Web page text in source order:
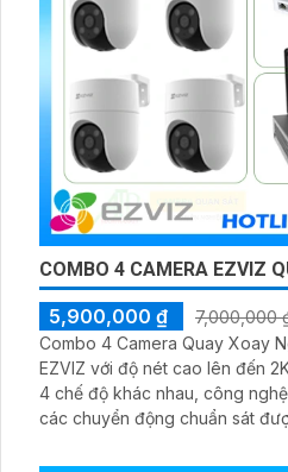
COMBO 4 CAMERA EZVIZ
5,900,000 ₫
7,000,000
Combo 4 Camera Quay Xoay
EZVIZ với độ nét cao lên đến
4 chế độ khác nhau, công
các chuyển động chuẩn sát